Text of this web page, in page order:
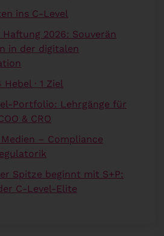
ins C-Level
Haftung 2026: Souverän
in der digitalen
Hebel · 1 Ziel
Portfolio: Lehrgänge für
& CRO
– Compliance
Spitze beginnt mit S+P:
C-Level-Elite